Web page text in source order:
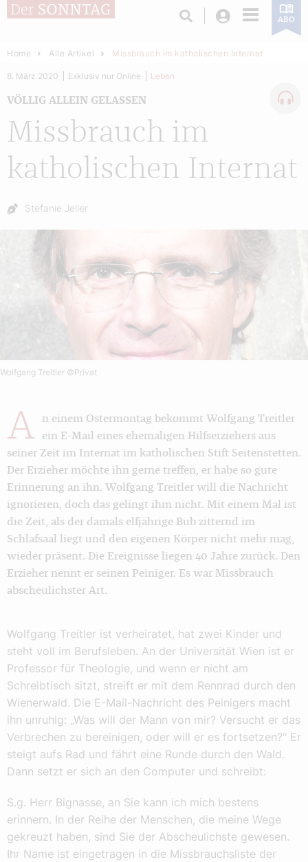
Login ABO
Home Alle Artikel Missbrauch im katholischen Internat
Missbrauch im
katholischen Internat
VÖLLIG ALLEIN GELASSEN
8. März 2020 Exklusiv nur Online Leben
Autor:
Stefanie Jeller
Wolfgang Treitler ©Privat
A
n einem Ostermontag bekommt Wolfgang Treitler
ein E-Mail eines ehemaligen Hilfserziehers aus
seiner Zeit im Internat im katholischen Stift Seitenstetten.
Der Erzieher möchte ihn gerne treffen, er habe so gute
Erinnerung an ihn. Wolfgang Treitler will die Nachricht
ignorieren, doch das gelingt ihm nicht. Mit einem Mal ist
die Zeit, als der damals elfjährige Bub zitternd im
Schlafsaal liegt und den eigenen Körper nicht mehr mag,
wieder präsent. Die Ereignisse liegen 40 Jahre zurück. Den
Erzieher nennt er seinen Peiniger. Es war Missbrauch
abscheulichster Art.
Wolfgang Treitler ist verheiratet, hat zwei Kinder und
steht voll im Berufsleben. An der Universität Wien ist er
Professor für Theologie, und wenn er nicht am
Schreibtisch sitzt, streift er mit dem Rennrad durch den
Wienerwald. Die E-Mail-Nachricht des Peinigers macht
ihn unruhig: „Was will der Mann von mir? Versucht er das
Verbrechen zu bereinigen, oder will er es fortsetzen?“ Er
steigt aufs Rad und fährt eine Runde durch den Wald.
Dann setzt er sich an den Computer und schreibt:
S.g. Herr Bignasse, an Sie kann ich mich bestens
erinnern. In der Reihe der Menschen, die meine Wege
gekreuzt haben, sind Sie der Abscheulichste gewesen.
Ihr Name ist eingetragen in die Missbrauchsliste der